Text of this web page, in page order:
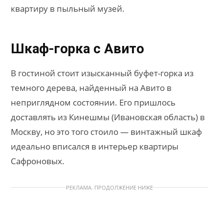
квартиру в пыльный музей.
Шкаф-горка с Авито
В гостиной стоит изысканный буфет-горка из
темного дерева, найденный на Авито в
неприглядном состоянии. Его пришлось
доставлять из Кинешмы (Ивановская область) в
Москву, но это того стоило — винтажный шкаф
идеально вписался в интерьер квартиры
Сафроновых.
РЕКЛАМА. ПРОДОЛЖЕНИЕ НИЖЕ